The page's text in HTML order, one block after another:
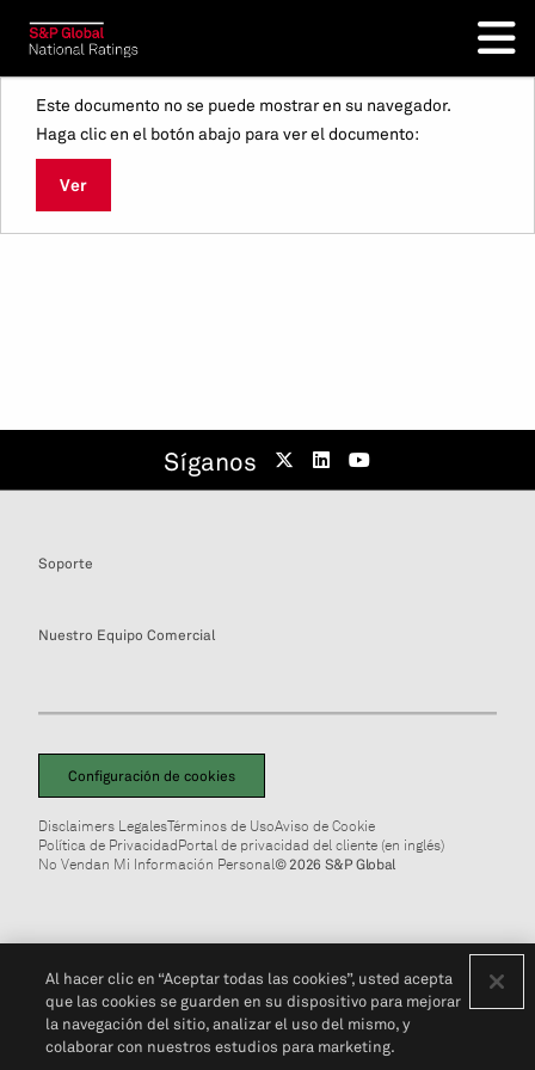
Este documento no se puede mostrar en su navegador.
Haga clic en el botón abajo para ver el documento:
Ver
Síganos
Soporte
Nuestro Equipo Comercial
Configuración de cookies
Disclaimers LegalesTérminos de UsoAviso de Cookie
Política de PrivacidadPortal de privacidad del cliente (en inglés)
No Vendan Mi Información Personal© 2026 S&P Global
Al hacer clic en “Aceptar todas las cookies”, usted acepta
que las cookies se guarden en su dispositivo para mejorar
la navegación del sitio, analizar el uso del mismo, y
colaborar con nuestros estudios para marketing.